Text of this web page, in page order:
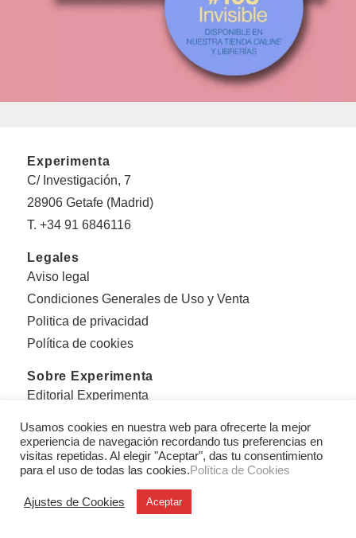
Experimenta
C/ Investigación, 7
28906 Getafe (Madrid)
T. +34 91 6846116
Legales
Aviso legal
Condiciones Generales de Uso y Venta
Politica de privacidad
Política de cookies
Sobre Experimenta
Editorial Experimenta
Con el apoyo de:
Usamos cookies en nuestra web para ofrecerte la mejor
experiencia de navegación recordando tus preferencias en
visitas repetidas. Al elegir "Aceptar", das tu consentimiento
para el uso de todas las cookies.Política de Cookies
Ajustes de Cookies Aceptar